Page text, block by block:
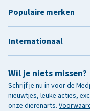
Wil je niets missen?
Schrijf je nu in voor de
nieuwtjes, leuke acties,
onze dierenarts.
Populaire merken
Internationaal